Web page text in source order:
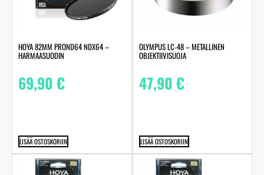
HOYA 82MM PROND64 NDX64 –
HARMAASUODIN
69,90€
LISÄÄ OSTOSKORIIN
OLYMPUS LC‑48 – METALLINEN
OBJEKTIIVISUOJA
47,90€
LISÄÄ OSTOSKORIIN